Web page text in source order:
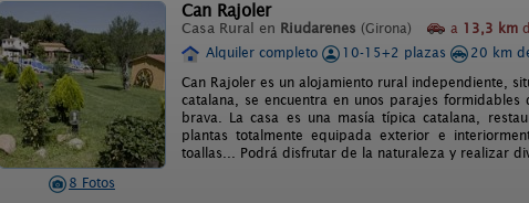
8 Fotos
Can Rajoler
Casa Rural en Riudarenes (Girona) a 13,3 km
Alquiler completo
10-15+2 plazas
20 km
Can Rajoler es un alojamiento rural independiente,
catalana, se encuentra en unos parajes
brava. La casa es una masía típica catalana,
plantas totalmente equipada exterior e
toallas... Podrá disfrutar de la naturaleza y realizar